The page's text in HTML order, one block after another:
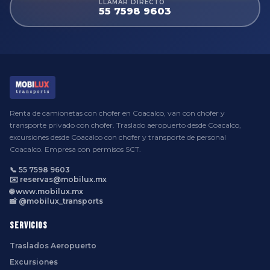
LLAMAR DIRECTO
55 7598 9603
Renta de camionetas con chofer en Coacalco, van con chofer y
transporte privado con chofer. Traslado aeropuerto desde Coacalco,
excursiones desde Coacalco con chofer y transporte de personal
Coacalco. Empresa con permisos SCT.
📞 55 7598 9603
✉️ reservas@mobilux.mx
🌐 www.mobilux.mx
📸 @mobilux_transports
Servicios
Traslados Aeropuerto
Excursiones